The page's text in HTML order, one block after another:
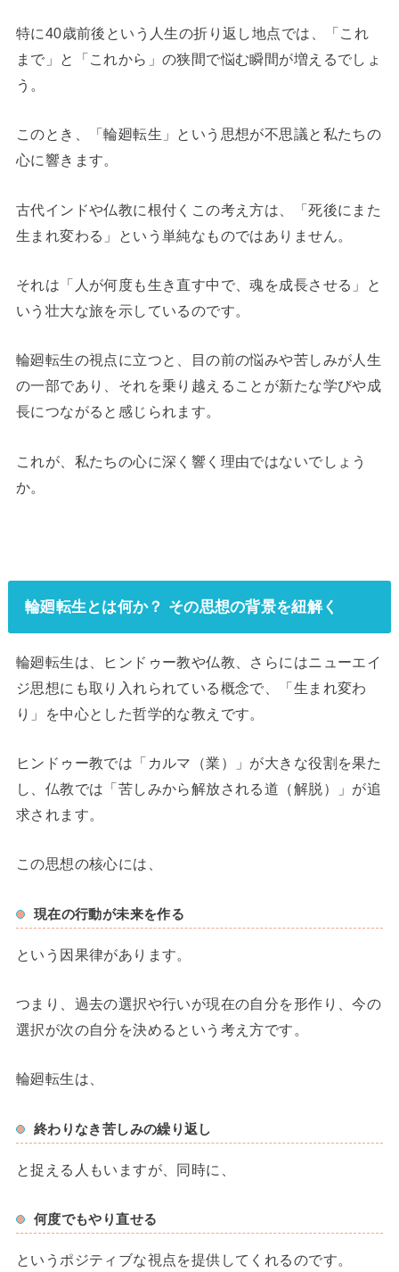
特に40歳前後という人生の折り返し地点では、「これ
まで」と「これから」の狭間で悩む瞬間が増えるでしょ
う。
このとき、「輪廻転生」という思想が不思議と私たちの
心に響きます。
古代インドや仏教に根付くこの考え方は、「死後にまた
生まれ変わる」という単純なものではありません。
それは「人が何度も生き直す中で、魂を成長させる」と
いう壮大な旅を示しているのです。
輪廻転生の視点に立つと、目の前の悩みや苦しみが人生
の一部であり、それを乗り越えることが新たな学びや成
長につながると感じられます。
これが、私たちの心に深く響く理由ではないでしょう
か。
輪廻転生とは何か？ その思想の背景を紐解く
輪廻転生は、ヒンドゥー教や仏教、さらにはニューエイ
ジ思想にも取り入れられている概念で、「生まれ変わ
り」を中心とした哲学的な教えです。
ヒンドゥー教では「カルマ（業）」が大きな役割を果た
し、仏教では「苦しみから解放される道（解脱）」が追
求されます。
この思想の核心には、
現在の行動が未来を作る
という因果律があります。
つまり、過去の選択や行いが現在の自分を形作り、今の
選択が次の自分を決めるという考え方です。
輪廻転生は、
終わりなき苦しみの繰り返し
と捉える人もいますが、同時に、
何度でもやり直せる
というポジティブな視点を提供してくれるのです。